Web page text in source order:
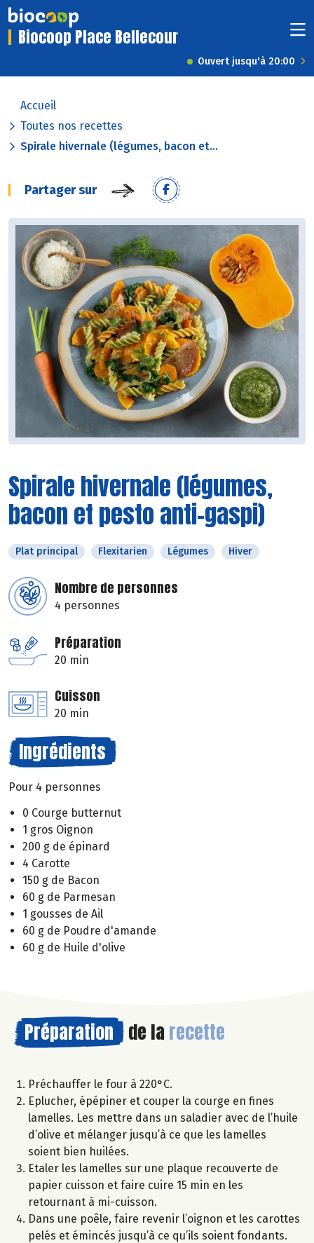
Biocoop Place Bellecour
Ouvert jusqu'à 20:00
Accueil
Toutes nos recettes
Spirale hivernale (légumes, bacon et...
Partager sur
Spirale hivernale (légumes,
bacon et pesto anti-gaspi)
Plat principal Flexitarien Légumes Hiver
Nombre de personnes
4 personnes
Préparation
20 min
Cuisson
20 min
Ingrédients
Pour 4 personnes
0 Courge butternut
1 gros Oignon
200 g de épinard
4 Carotte
150 g de Bacon
60 g de Parmesan
1 gousses de Ail
60 g de Poudre d'amande
60 g de Huile d'olive
Préparation de la recette
Préchauffer le four à 220°C.
Eplucher, épépiner et couper la courge en fines
lamelles. Les mettre dans un saladier avec de l’huile
d’olive et mélanger jusqu’à ce que les lamelles
soient bien huilées.
Etaler les lamelles sur une plaque recouverte de
papier cuisson et faire cuire 15 min en les
retournant à mi-cuisson.
Dans une poêle, faire revenir l’oignon et les carottes
pelés et émincés jusqu’à ce qu’ils soient fondants.